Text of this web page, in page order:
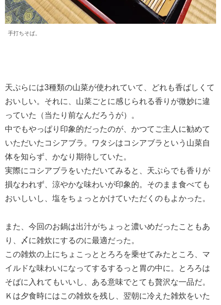
手打ちそば。
天ぷらには3種類の山菜が使われていて、どれも香ばしくて
おいしい。それに、山菜ごとに感じられる香りが微妙に違
っていた（当たり前なんだろうが）。
中でもやっぱり印象的だったのが、かつてご主人に勧めて
いただいたコシアブラ。ワタシはコシアブラという山菜自
体を知らず、かなり期待していた。
実際にコシアブラをいただいてみると、天ぷらでも香りが
損なわれず、涼やかな味わいが印象的。そのまま食べても
おいしいし、塩をちょっとかけていただくのもよかった。
また、今回のお鍋は出汁がちょっと濃いめだったこともあ
り、〆に雑炊にするのに最適だった。
この雑炊の上にちょこっととろろを乗せてみたところ、マ
イルドな味わいになってするするっと胃の中に。とろろは
そばに入れてもいいし、ある意味でとても贅沢な一品だ。
Ｋは夕食時にはこの雑炊を残し、翌朝に冷えた雑炊をいた